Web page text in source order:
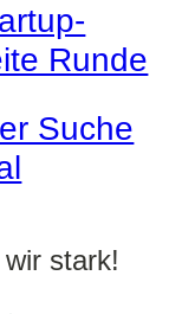
Runde
Suche
stark!